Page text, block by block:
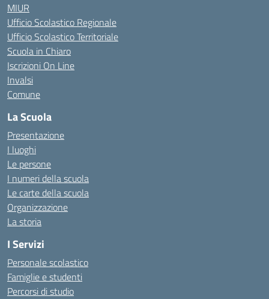
MIUR
Ufficio Scolastico Regionale
Ufficio Scolastico Territoriale
Scuola in Chiaro
Iscrizioni On Line
Invalsi
Comune
La Scuola
Presentazione
I luoghi
Le persone
I numeri della scuola
Le carte della scuola
Organizzazione
La storia
I Servizi
Personale scolastico
Famiglie e studenti
Percorsi di studio